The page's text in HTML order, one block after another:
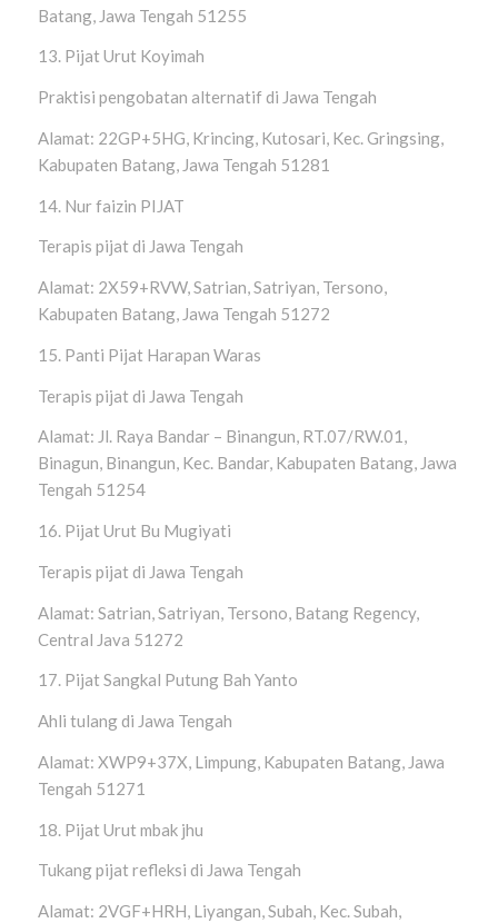
Batang, Jawa Tengah 51255
13. Pijat Urut Koyimah
Praktisi pengobatan alternatif di Jawa Tengah
Alamat: 22GP+5HG, Krincing, Kutosari, Kec. Gringsing,
Kabupaten Batang, Jawa Tengah 51281
14. Nur faizin PIJAT
Terapis pijat di Jawa Tengah
Alamat: 2X59+RVW, Satrian, Satriyan, Tersono,
Kabupaten Batang, Jawa Tengah 51272
15. Panti Pijat Harapan Waras
Terapis pijat di Jawa Tengah
Alamat: Jl. Raya Bandar – Binangun, RT.07/RW.01,
Binagun, Binangun, Kec. Bandar, Kabupaten Batang, Jawa
Tengah 51254
16. Pijat Urut Bu Mugiyati
Terapis pijat di Jawa Tengah
Alamat: Satrian, Satriyan, Tersono, Batang Regency,
Central Java 51272
17. Pijat Sangkal Putung Bah Yanto
Ahli tulang di Jawa Tengah
Alamat: XWP9+37X, Limpung, Kabupaten Batang, Jawa
Tengah 51271
18. Pijat Urut mbak jhu
Tukang pijat refleksi di Jawa Tengah
Alamat: 2VGF+HRH, Liyangan, Subah, Kec. Subah,